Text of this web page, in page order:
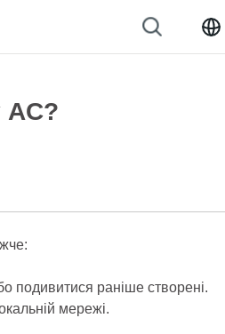
AC?
подивитися раніше створені.
мережі.